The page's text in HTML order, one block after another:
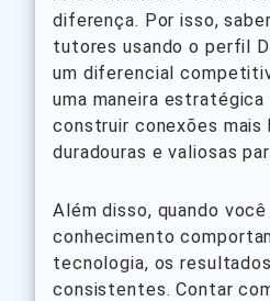
diferença. Por isso,
tutores usando o perfil
um diferencial
uma maneira
construir conexões mais
duradouras e valiosas
Além disso, quando
conhecimento
tecnologia, os
consistentes. Contar